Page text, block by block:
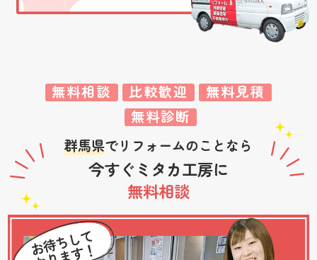
無料相談 比較歓迎
無料見積
無料診断
群馬県でリフォームのことなら
今すぐミタカ工房に
無料相談